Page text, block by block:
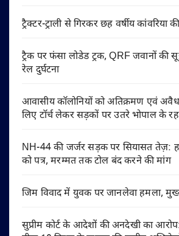
ट्रैक्टर-ट्राली से गिरकर छह वर्षीय कांवरिया
ट्रैक पर फंसा लोडेड ट्रक, QRF जवानों की
रेल दुर्घटना
आवासीय कॉलोनियों को अतिक्रमण एवं
लिए टॉर्च लेकर सड़कों पर उतरे भोपाल के
NH-44 की जर्जर सड़क पर सियासत तेज़:
को पत्र, मरम्मत तक टोल बंद करने की मांग
जिम विवाद में युवक पर जानलेवा हमला,
सुप्रीम कोर्ट के आदेशों की अनदेखी का